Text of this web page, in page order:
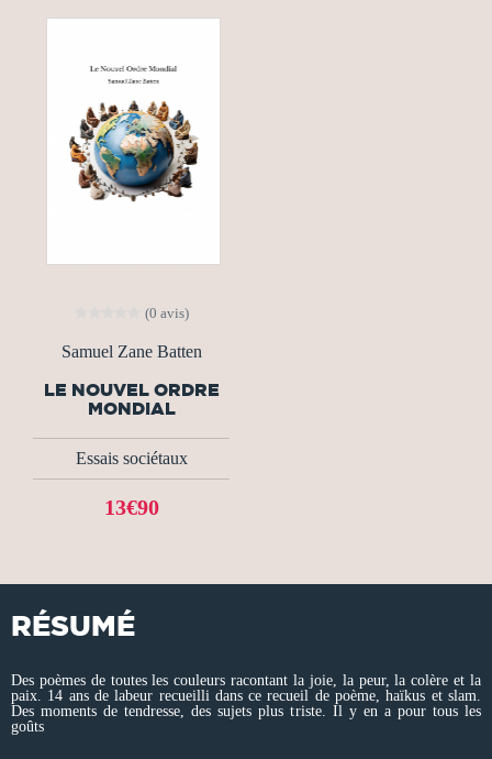
(0 avis)
Samuel Zane Batten
LE NOUVEL ORDRE
MONDIAL
Essais sociétaux
13€90
RÉSUMÉ
Des poèmes de toutes les couleurs racontant la joie, la peur, la colère et la
paix. 14 ans de labeur recueilli dans ce recueil de poème, haïkus et slam.
Des moments de tendresse, des sujets plus triste. Il y en a pour tous les
goûts